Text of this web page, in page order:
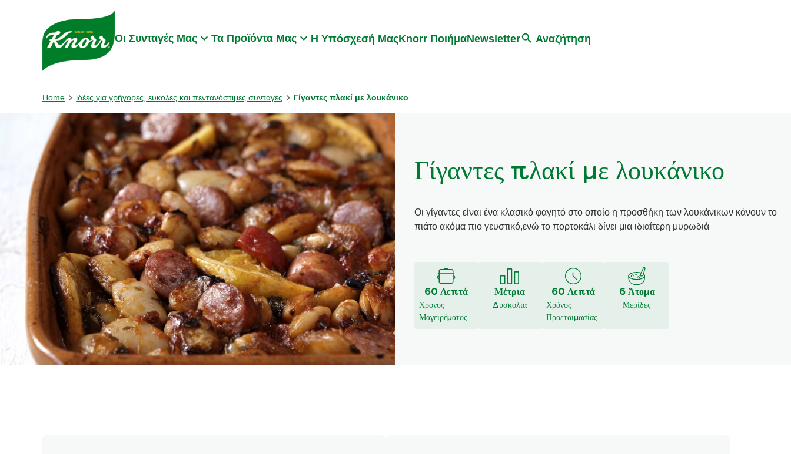
Skip to:
Οι Συνταγές Μας Τα Προϊόντα Μας Η Υπόσχεσή ΜαςKnorr ΠοιήμαNewsletter Αναζήτηση
Home ιδέες για γρήγορες, εύκολες και πεντανόστιμες συνταγές Γίγαντες πλακί με λουκάνικο
Γίγαντες πλακί με λουκάνικο
πιάτο ακόμα πιο γευστικό,ενώ το πορτοκάλι δίνει μια ιδιαίτερη μυρωδιά
υποβλήθηκαν
αξιολογήσεις
για
αυτό
60 Λεπτά
Χρόνος
Μέτρια 60 Λεπτά
Χρόνος
6 Άτομα